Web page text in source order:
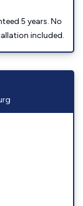
5 years. No
included.